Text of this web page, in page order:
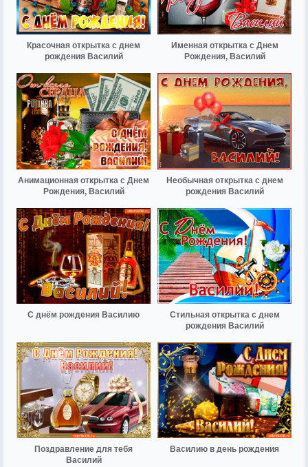
Красочная открытка с днем
рождения Василий
Именная открытка с Днем
Рождения, Василий
Анимационная открытка с Днем
Рождения, Василий
Необычная открытка с днем
рождения Василий
С днём рождения Василию
Стильная открытка с днем
рождения Василий
Поздравление для тебя
Василий
Василию в день рождения